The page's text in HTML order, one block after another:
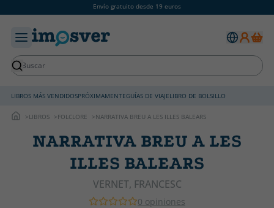
Envío gratuito desde 19 euros
LIBROS MÁS VENDIDOSPRÓXIMAMENTEGUÍAS DE VIAJELIBRO DE BOLSILLO
LIBROS FOLCLORE NARRATIVA BREU A LES ILLES BALEARS
NARRATIVA BREU A LES
ILLES BALEARS
VERNET, FRANCESC
0 opiniones